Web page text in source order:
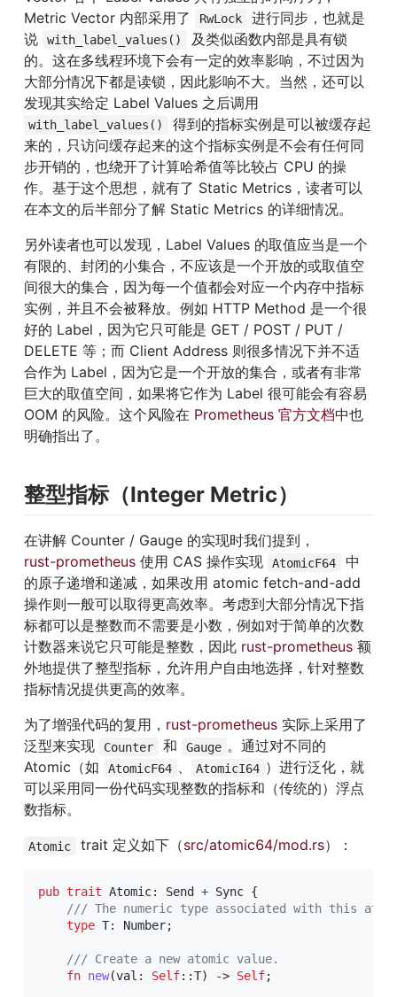
Metric Vector 内部采用了
RwLock
进行同步，也就是
说
with_label_values()
及类似函数内部是具有锁
的。这在多线程环境下会有一定的效率影响，不过因为
大部分情况下都是读锁，因此影响不大。当然，还可以
with_label_values()
得到的指标实例是可以被缓存起
来的，只访问缓存起来的这个指标实例是不会有任何同
步开销的，也绕开了计算哈希值等比较占 CPU 的操
作。基于这个思想，就有了 Static Metrics，读者可以
在本文的后半部分了解 Static Metrics 的详细情况。
另外读者也可以发现，Label Values 的取值应当是一个
有限的、封闭的小集合，不应该是一个开放的或取值空
间很大的集合，因为每一个值都会对应一个内存中指标
实例，并且不会被释放。例如 HTTP Method 是一个很
好的 Label，因为它只可能是 GET / POST / PUT /
DELETE 等；而 Client Address 则很多情况下并不适
合作为 Label，因为它是一个开放的集合，或者有非常
巨大的取值空间，如果将它作为 Label 很可能会有容易
OOM 的风险。这个风险在 Prometheus 官方文档中也
明确指出了。
整型指标（Integer Metric）
在讲解 Counter / Gauge 的实现时我们提到，
rust-prometheus 使用 CAS 操作实现 AtomicF64
中
的原子递增和递减，如果改用 atomic fetch-and-add
操作则一般可以取得更高效率。考虑到大部分情况下指
标都可以是整数而不需要是小数，例如对于简单的次数
计数器来说它只可能是整数，因此 rust-prometheus 额
外地提供了整型指标，允许用户自由地选择，针对整数
指标情况提供更高的效率。
为了增强代码的复用， rust-prometheus 实际上采用了
泛型来实现
Counter 和 Gauge 。通过对不同的
Atomic（如
AtomicF64 、 AtomicI64 ）进行泛化，就
可以采用同一份代码实现整数的指标和（传统的）浮点
数指标。
Atomic trait 定义如下（src/atomic64/mod.rs）：
pub trait Atomic: Send + Sync {
/// The numeric type associated with this
type T: Number;
/// Create a new atomic value.
fn new(val : Self::T) -> Self;